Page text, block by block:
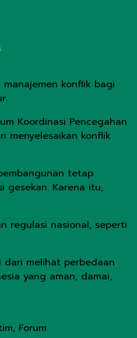
konflik bagi
Koordinasi Pencegahan
menyelesaikan konflik
tetap
gesekan. Karena itu,
regulasi nasional, seperti
dari melihat perbedaan
yang aman, damai,
Forum